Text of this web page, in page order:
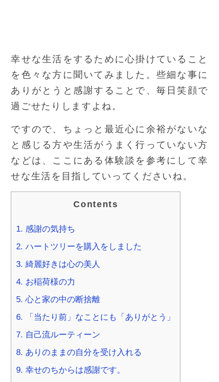
幸せな生活をするために心掛けていること
を色々な方に聞いてみました。些細な事に
ありがとうと感謝することで、毎日笑顔で
過ごせたりしますよね。
ですので、ちょっと最近心に余裕がないな
と感じる方や生活がうまく行っていない方
などは、ここにある体験談を参考にして幸
せな生活を目指していってくださいね。
Contents
1. 感謝の気持ち
2. ハートツリーを購入をしました
3. 綺麗好きは心の美人
4. お稲荷様の力
5. 心と家の中の断捨離
6. 「当たり前」なことにも「ありがとう」
7. 自己流ルーティーン
8. ありのままの自分を受け入れる
9. 幸せのちからは感謝です。